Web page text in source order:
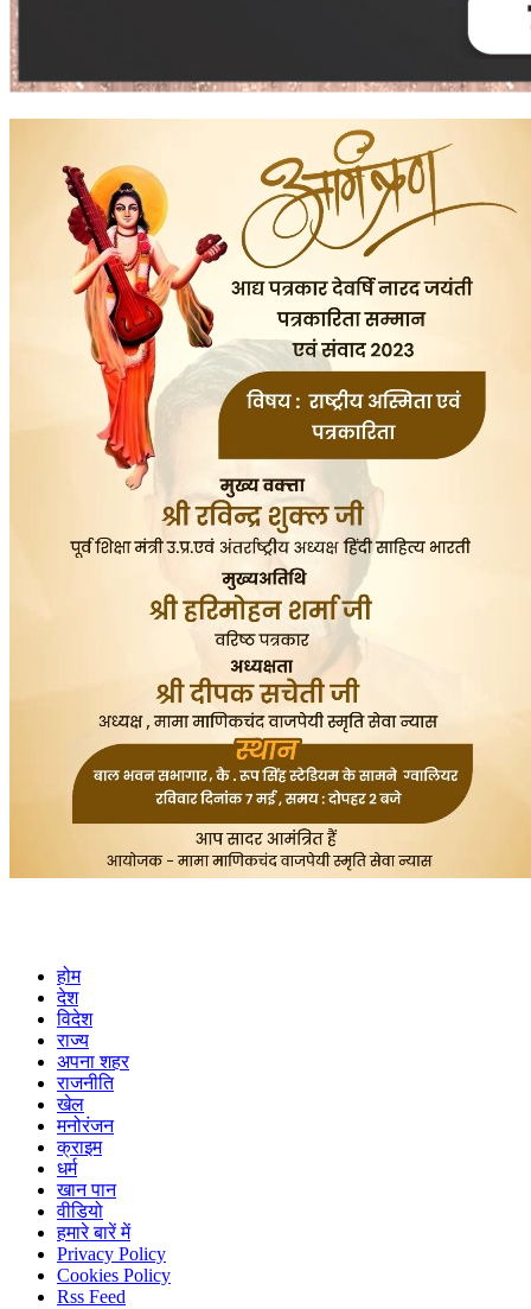
होम
देश
विदेश
राज्य
अपना शहर
राजनीति
खेल
मनोरंजन
क्राइम
धर्म
खान पान
वीडियो
हमारे बारें में
Privacy Policy
Cookies Policy
Rss Feed